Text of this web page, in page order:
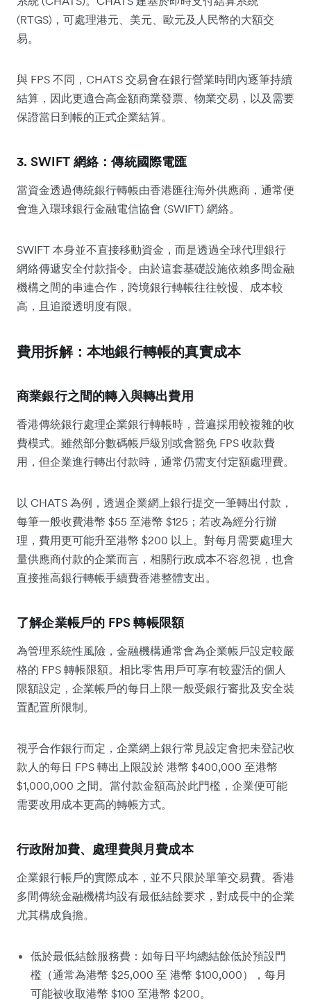
(RTGS)，可處理港元、美元、歐元及人民幣的大額交
易。
與 FPS 不同，CHATS 交易會在銀行營業時間內逐筆持續
結算，因此更適合高金額商業發票、物業交易，以及需要
保證當日到帳的正式企業結算。
3. SWIFT 網絡：傳統國際電匯
當資金透過傳統銀行轉帳由香港匯往海外供應商，通常便
會進入環球銀行金融電信協會 (SWIFT) 網絡。
SWIFT 本身並不直接移動資金，而是透過全球代理銀行
網絡傳遞安全付款指令。由於這套基礎設施依賴多間金融
機構之間的串連合作，跨境銀行轉帳往往較慢、成本較
高，且追蹤透明度有限。
費用拆解：本地銀行轉帳的真實成本
商業銀行之間的轉入與轉出費用
香港傳統銀行處理企業銀行轉帳時，普遍採用較複雜的收
費模式。雖然部分數碼帳戶級別或會豁免 FPS 收款費
用，但企業進行轉出付款時，通常仍需支付定額處理費。
以 CHATS 為例，透過企業網上銀行提交一筆轉出付款，
每筆一般收費港幣 $55 至港幣 $125；若改為經分行辦
理，費用更可能升至港幣 $200 以上。對每月需要處理大
量供應商付款的企業而言，相關行政成本不容忽視，也會
直接推高銀行轉帳手續費香港整體支出。
了解企業帳戶的 FPS 轉帳限額
為管理系統性風險，金融機構通常會為企業帳戶設定較嚴
格的 FPS 轉帳限額。相比零售用戶可享有較靈活的個人
限額設定，企業帳戶的每日上限一般受銀行審批及安全裝
置配置所限制。
視乎合作銀行而定，企業網上銀行常見設定會把未登記收
款人的每日 FPS 轉出上限設於 港幣 $400,000 至港幣
$1,000,000 之間。當付款金額高於此門檻，企業便可能
需要改用成本更高的轉帳方式。
行政附加費、處理費與月費成本
企業銀行帳戶的實際成本，並不只限於單筆交易費。香港
多間傳統金融機構均設有最低結餘要求，對成長中的企業
尤其構成負擔。
低於最低結餘服務費：如每日平均總結餘低於預設門
檻（通常為港幣 $25,000 至 港幣 $100,000），每月
可能被收取港幣 $100 至港幣 $200。